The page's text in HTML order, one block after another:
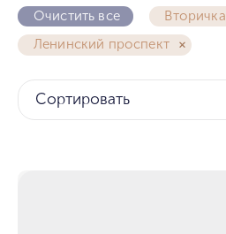
Очистить все
Вторичка
Ленинский проспект
Сортировать